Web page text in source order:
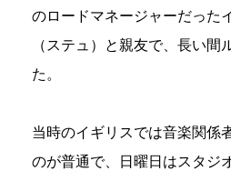
のロードマネージャーだった
（ステュ）と親友で、長い間
た。
当時のイギリスでは音楽関係
のが普通で、日曜日はスタジ